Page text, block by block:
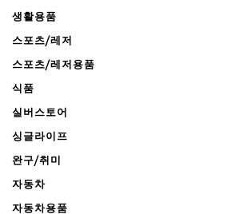
생활용품
스포츠/레저
스포츠/레저용품
식품
실버스토어
싱글라이프
완구/취미
자동차
자동차용품